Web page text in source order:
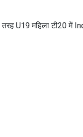
U19 महिला टी20 में